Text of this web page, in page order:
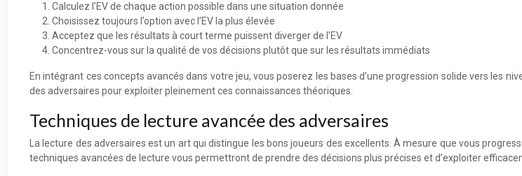
Calculez l’EV de chaque action possible dans une situation donnée
Choisissez toujours l’option avec l’EV la plus élevée
Acceptez que les résultats à court terme puissent diverger de l’EV
Concentrez-vous sur la qualité de vos décisions plutôt que sur les résultats immédiats
En intégrant ces concepts avancés dans votre jeu, vous poserez les bases d’une progression solide vers les
des adversaires pour exploiter pleinement ces connaissances théoriques.
Techniques de lecture avancée des adversaires
La lecture des adversaires est un art qui distingue les bons joueurs des excellents. À mesure que vous
techniques avancées de lecture vous permettront de prendre des décisions plus précises et d’exploiter